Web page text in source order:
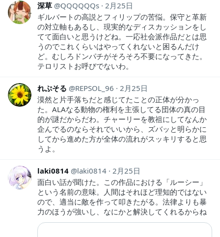
深草 QQQQQQs 2月25日
ギルバートの高説とフィリップの苦悩。保守と革新
の対立軸もあるし、現実的なディスカッションをし
てて面白いと思うけどね。一応社会派作品だとは思
うのでこれくらいはやってくれないと困るんだけ
ど。むしろドンパチがそろそろ不要になってきた。
テロリストお呼びでないわ。
れぷそる REPSOL_96
2月25日
漠然と片手落ちだと感じてたことの正体が分かっ
た。ALAなる動物の権利を主張してる団体の真の目
的が謎だからだわ。チャーリーを教祖にしてなんか
企んでるのならそれでいいから、ズバッと明らかに
してから進めた方が全体の流れがスッキリすると思
うよ。
laki0814 laki0814 2月25日
面白い話が聞けた。この作品における「ルーシー」
という名前の意味。人間はそれほど理知的ではない
ので、適当に敵を作って叩きたがる。法律よりも暴
力のほうが強いし、なにかと解決してくれるからね